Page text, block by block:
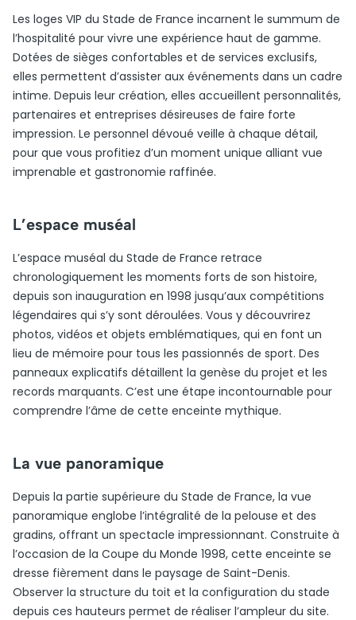
Les loges VIP du Stade de France incarnent le summum de
l’hospitalité pour vivre une expérience haut de gamme.
Dotées de sièges confortables et de services exclusifs,
elles permettent d’assister aux événements dans un cadre
intime. Depuis leur création, elles accueillent personnalités,
partenaires et entreprises désireuses de faire forte
impression. Le personnel dévoué veille à chaque détail,
pour que vous profitiez d’un moment unique alliant vue
imprenable et gastronomie raffinée.
L’espace muséal
L’espace muséal du Stade de France retrace
chronologiquement les moments forts de son histoire,
depuis son inauguration en 1998 jusqu’aux compétitions
légendaires qui s’y sont déroulées. Vous y découvrirez
photos, vidéos et objets emblématiques, qui en font un
lieu de mémoire pour tous les passionnés de sport. Des
panneaux explicatifs détaillent la genèse du projet et les
records marquants. C’est une étape incontournable pour
comprendre l’âme de cette enceinte mythique.
La vue panoramique
Depuis la partie supérieure du Stade de France, la vue
panoramique englobe l’intégralité de la pelouse et des
gradins, offrant un spectacle impressionnant. Construite à
l’occasion de la Coupe du Monde 1998, cette enceinte se
dresse fièrement dans le paysage de Saint-Denis.
Observer la structure du toit et la configuration du stade
depuis ces hauteurs permet de réaliser l’ampleur du site.